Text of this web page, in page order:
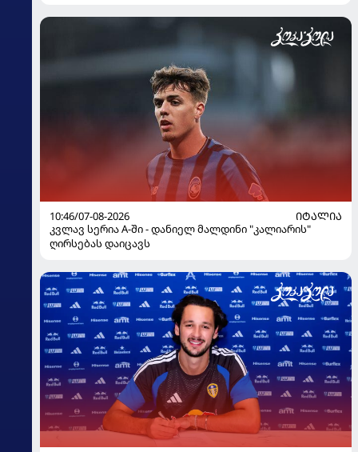
10:46/07-08-2026
ᲘᲢᲐᲚᲘᲐ
კვლავ სერია A-ში - დანიელ მალდინი "კალიარის"
ღირსებას დაიცავს